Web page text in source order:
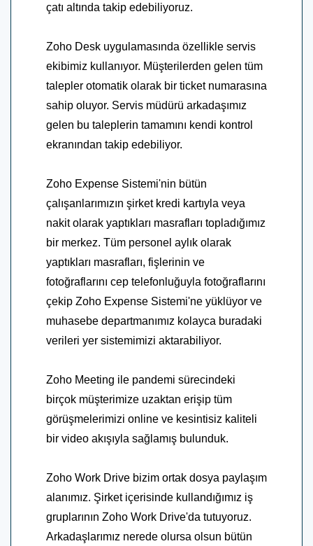
çatı altında takip edebiliyoruz.
Zoho Desk uygulamasında özellikle servis
ekibimiz kullanıyor. Müşterilerden gelen tüm
talepler otomatik olarak bir ticket numarasına
sahip oluyor. Servis müdürü arkadaşımız
gelen bu taleplerin tamamını kendi kontrol
ekranından takip edebiliyor.
Zoho Expense Sistemi'nin bütün
çalışanlarımızın şirket kredi kartıyla veya
nakit olarak yaptıkları masrafları topladığımız
bir merkez. Tüm personel aylık olarak
yaptıkları masrafları, fişlerinin ve
fotoğraflarını cep telefonluğuyla fotoğraflarını
çekip Zoho Expense Sistemi'ne yüklüyor ve
muhasebe departmanımız kolayca buradaki
verileri yer sistemimizi aktarabiliyor.
Zoho Meeting ile pandemi sürecindeki
birçok müşterimize uzaktan erişip tüm
görüşmelerimizi online ve kesintisiz kaliteli
bir video akışıyla sağlamış bulunduk.
Zoho Work Drive bizim ortak dosya paylaşım
alanımız. Şirket içerisinde kullandığımız iş
gruplarının Zoho Work Drive'da tutuyoruz.
Arkadaşlarımız nerede olursa olsun bütün